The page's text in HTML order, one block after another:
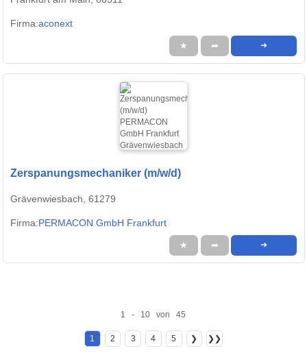
Firma:aconext
★ ➦ ➜
Zerspanungsmechaniker (m/w/d)
Grävenwiesbach, 61279
Firma:PERMACON GmbH Frankfurt
★ ➦ ➜
1 - 10 von 45
1 2 3 4 5 ❯ ❯❯